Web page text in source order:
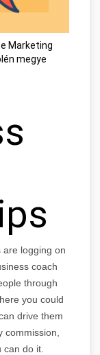
Marketing
megye
are logging on
coach
through
you could
drive them
do it.